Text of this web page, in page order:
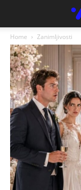
Home Zanimljivosti